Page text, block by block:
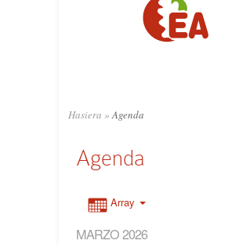
Hasiera » Agenda
Agenda
Array
MARZO 2026